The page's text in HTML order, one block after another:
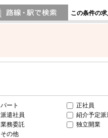
この条件の求
パート
正社員
派遣社員
紹介予定派
業務委託
独立開業
その他